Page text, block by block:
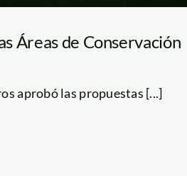
Áreas de Conservación
aprobó las propuestas [...]